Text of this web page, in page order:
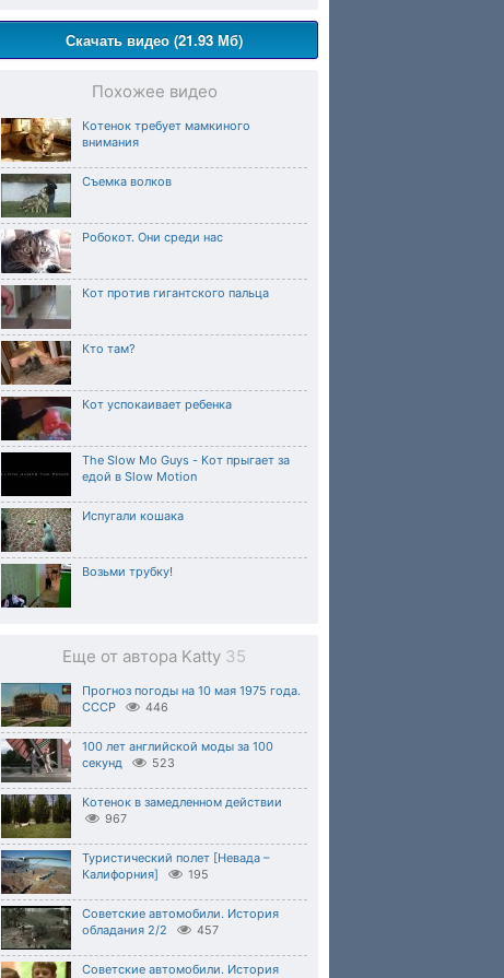
Скачать видео (21.93 Мб)
Похожее видео
Котенок требует мамкиного
внимания
Съемка волков
Робокот. Они среди нас
Кот против гигантского пальца
Кто там?
Кот успокаивает ребенка
The Slow Mo Guys - Кот прыгает за
едой в Slow Motion
Испугали кошака
Возьми трубку!
Еще от автора Katty 35
Прогноз погоды на 10 мая 1975 года.
СССР
446
100 лет английской моды за 100
секунд
523
Котенок в замедленном действии
967
Туристический полет [Невада –
Калифорния]
195
Советские автомобили. История
обладания 2/2
457
Советские автомобили. История